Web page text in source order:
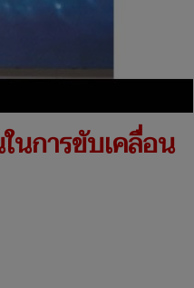
นการขับเคลื่อน